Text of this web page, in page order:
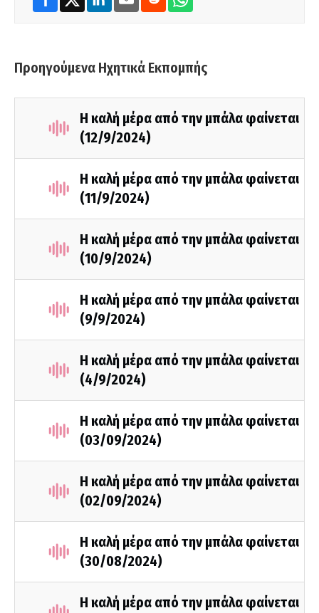
Προηγούμενα Ηχητικά Εκπομπής
Η καλή μέρα από την μπάλα φαίνεται
(12/9/2024)
Η καλή μέρα από την μπάλα φαίνεται
(11/9/2024)
Η καλή μέρα από την μπάλα φαίνεται
(10/9/2024)
Η καλή μέρα από την μπάλα φαίνεται
(9/9/2024)
Η καλή μέρα από την μπάλα φαίνεται
(4/9/2024)
Η καλή μέρα από την μπάλα φαίνεται
(03/09/2024)
Η καλή μέρα από την μπάλα φαίνεται
(02/09/2024)
Η καλή μέρα από την μπάλα φαίνεται
(30/08/2024)
Η καλή μέρα από την μπάλα φαίνεται